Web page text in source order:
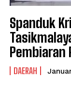
Spanduk
Pembiaran
DAERAH